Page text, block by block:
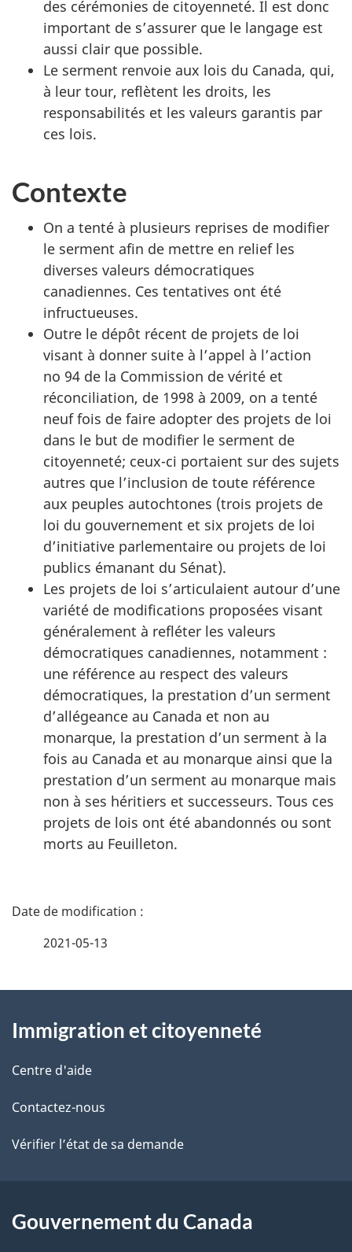
des cérémonies de citoyenneté. Il est donc
important de s’assurer que le langage est
aussi clair que possible.
Le serment renvoie aux lois du Canada, qui,
à leur tour, reflètent les droits, les
responsabilités et les valeurs garantis par
ces lois.
Contexte
On a tenté à plusieurs reprises de modifier
le serment afin de mettre en relief les
diverses valeurs démocratiques
canadiennes. Ces tentatives ont été
infructueuses.
Outre le dépôt récent de projets de loi
visant à donner suite à l’appel à l’action
no 94 de la Commission de vérité et
réconciliation, de 1998 à 2009, on a tenté
neuf fois de faire adopter des projets de loi
dans le but de modifier le serment de
citoyenneté; ceux-ci portaient sur des sujets
autres que l’inclusion de toute référence
aux peuples autochtones (trois projets de
loi du gouvernement et six projets de loi
d’initiative parlementaire ou projets de loi
publics émanant du Sénat).
Les projets de loi s’articulaient autour d’une
variété de modifications proposées visant
généralement à refléter les valeurs
démocratiques canadiennes, notamment :
une référence au respect des valeurs
démocratiques, la prestation d’un serment
d’allégeance au Canada et non au
monarque, la prestation d’un serment à la
fois au Canada et au monarque ainsi que la
prestation d’un serment au monarque mais
non à ses héritiers et successeurs. Tous ces
projets de lois ont été abandonnés ou sont
morts au Feuilleton.
D
i
l
s
d
l
2021-05-13
propos
de
ce
site
Immigration et citoyenneté
Centre d'aide
Contactez-nous
Vérifier l’état de sa demande
Gouvernement du Canada